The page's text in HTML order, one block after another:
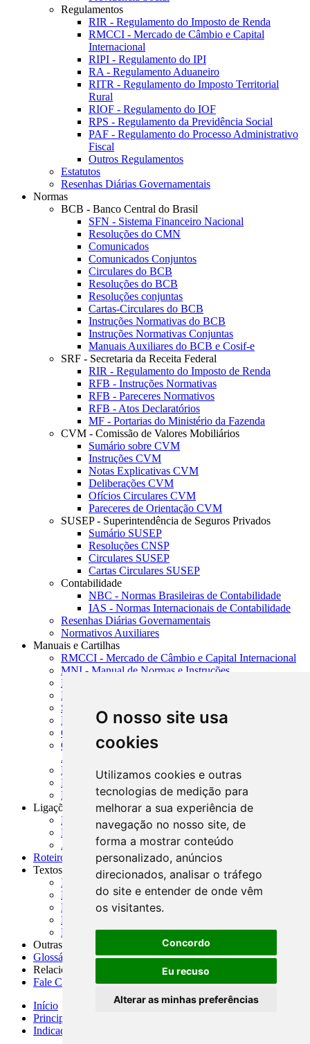
O nosso site usa
cookies
Utilizamos cookies e outras
tecnologias de medição para
melhorar a sua experiência de
navegação no nosso site, de
forma a mostrar conteúdo
personalizado, anúncios
direcionados, analisar o tráfego
do site e entender de onde vêm
os visitantes.
Concordo
Eu recuso
Alterar as minhas preferências
Regulamentos
RIR - Regulamento do Imposto de Renda
RMCCI - Mercado de Câmbio e Capital
Internacional
RIPI - Regulamento do IPI
RA - Regulamento Aduaneiro
RITR - Regulamento do Imposto Territorial
Rural
RIOF - Regulamento do IOF
RPS - Regulamento da Previdência Social
PAF - Regulamento do Processo Administrativo
Fiscal
Outros Regulamentos
Estatutos
Resenhas Diárias Governamentais
Normas
BCB - Banco Central do Brasil
SFN - Sistema Financeiro Nacional
Resoluções do CMN
Comunicados
Comunicados Conjuntos
Circulares do BCB
Resoluções do BCB
Resoluções conjuntas
Cartas-Circulares do BCB
Instruções Normativas do BCB
Instruções Normativas Conjuntas
Manuais Auxiliares do BCB e Cosif-e
SRF - Secretaria da Receita Federal
RIR - Regulamento do Imposto de Renda
RFB - Instruções Normativas
RFB - Pareceres Normativos
RFB - Atos Declaratórios
MF - Portarias do Ministério da Fazenda
CVM - Comissão de Valores Mobiliários
Sumário sobre CVM
Instruções CVM
Notas Explicativas CVM
Deliberações CVM
Ofícios Circulares CVM
Pareceres de Orientação CVM
SUSEP - Superintendência de Seguros Privados
Sumário SUSEP
Resoluções CNSP
Circulares SUSEP
Cartas Circulares SUSEP
Contabilidade
NBC - Normas Brasileiras de Contabilidade
IAS - Normas Internacionais de Contabilidade
Resenhas Diárias Governamentais
Normativos Auxiliares
Manuais e Cartilhas
RMCCI - Mercado de Câmbio e Capital Internacional
MNI - Manual de Normas e Instruções
MTVM - Manual de Títulos e Valores Mobiliários
MCR - Manual de Crédito Rural
SISORF - Manual de Organização do SFN
MASUP - Manual de Supervisão Bancária
CADOC - Catálogo de Documentos
CNAE-CONCLA - Classificação Nacional de
Atividades Econômicas
PMF - Cartilhas do BCB
Manuais Auxiliares do BCB e Cosif-e
Resenhas Diárias Governamentais
Ligações Externas
Links Úteis
Presidência da República
Agências Nacionais Reguladoras
Roteiros para Estudos
Textos
Índice de Textos
Editorial
Monografias
Na Imprensa
Fórum de Discussão
Outras ferramentas
Glossário
Relacionamento
Fale Conosco
Início
Principais notícias
Indicadores